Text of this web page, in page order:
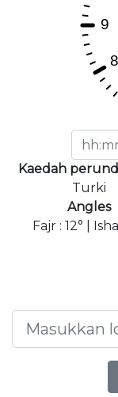
Kaedah
Turki
Angles
Fajr : 12° |